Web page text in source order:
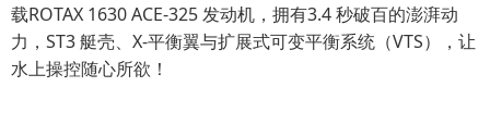
载ROTAX 1630 ACE-325 发动机，拥有3.4 秒破百的澎湃动
力，ST3 艇壳、X-平衡翼与扩展式可变平衡系统（VTS），让
水上操控随心所欲！